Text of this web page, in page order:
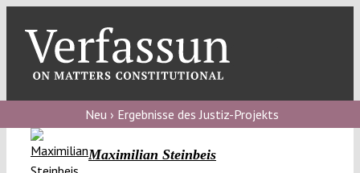
content
blog
Verfassungs
Neu › Ergebnisse des Justiz-Projekts
Maximilian Steinbeis